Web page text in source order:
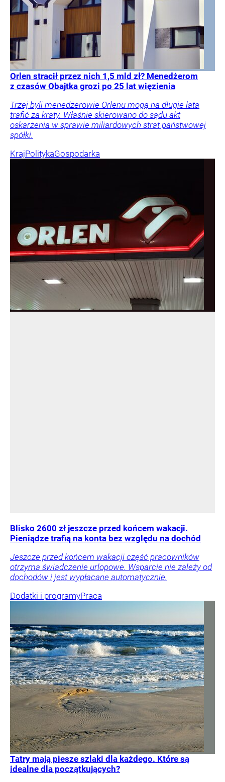
Orlen stracił przez nich 1,5 mld zł? Menedżerom
z czasów Obajtka grozi po 25 lat więzienia
Trzej byli menedżerowie Orlenu mogą na długie lata
trafić za kraty. Właśnie skierowano do sądu akt
oskarżenia w sprawie miliardowych strat państwowej
spółki.
KrajPolitykaGospodarka
Blisko 2600 zł jeszcze przed końcem wakacji.
Pieniądze trafią na konta bez względu na dochód
Jeszcze przed końcem wakacji część pracowników
otrzyma świadczenie urlopowe. Wsparcie nie zależy od
dochodów i jest wypłacane automatycznie.
Dodatki i programyPraca
Tatry mają piesze szlaki dla każdego. Które są
idealne dla początkujących?